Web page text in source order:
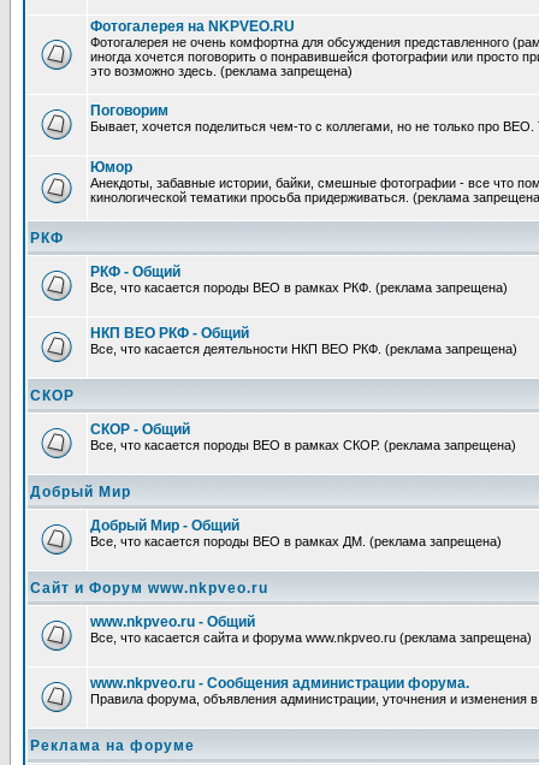
Фотогалерея на NKPVEO.RU
Фотогалерея не очень комфортна для обсуждения представленного
иногда хочется поговорить о понравившейся фотографии или просто
это возможно здесь. (реклама запрещена)
Поговорим
Бывает, хочется поделиться чем-то с коллегами, но не только про
Юмор
Анекдоты, забавные истории, байки, смешные фотографии - все что
кинологической тематики просьба придерживаться. (реклама
РКФ
РКФ - Общий
Все, что касается породы ВЕО в рамках РКФ. (реклама запрещена)
НКП ВЕО РКФ - Общий
Все, что касается деятельности НКП ВЕО РКФ. (реклама запрещена)
СКОР
СКОР - Общий
Все, что касается породы ВЕО в рамках СКОР. (реклама запрещена)
Добрый Мир
Добрый Мир - Общий
Все, что касается породы ВЕО в рамках ДМ. (реклама запрещена)
Сайт и Форум www.nkpveo.ru
www.nkpveo.ru - Общий
Все, что касается сайта и форума www.nkpveo.ru (реклама запрещена)
www.nkpveo.ru - Сообщения администрации форума.
Правила форума, объявления администрации, уточнения и изменения
Реклама на форуме